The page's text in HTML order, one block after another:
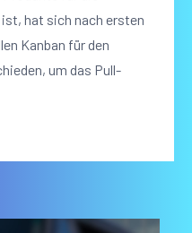
hat sich nach ersten
Kanban für den
um das Pull-